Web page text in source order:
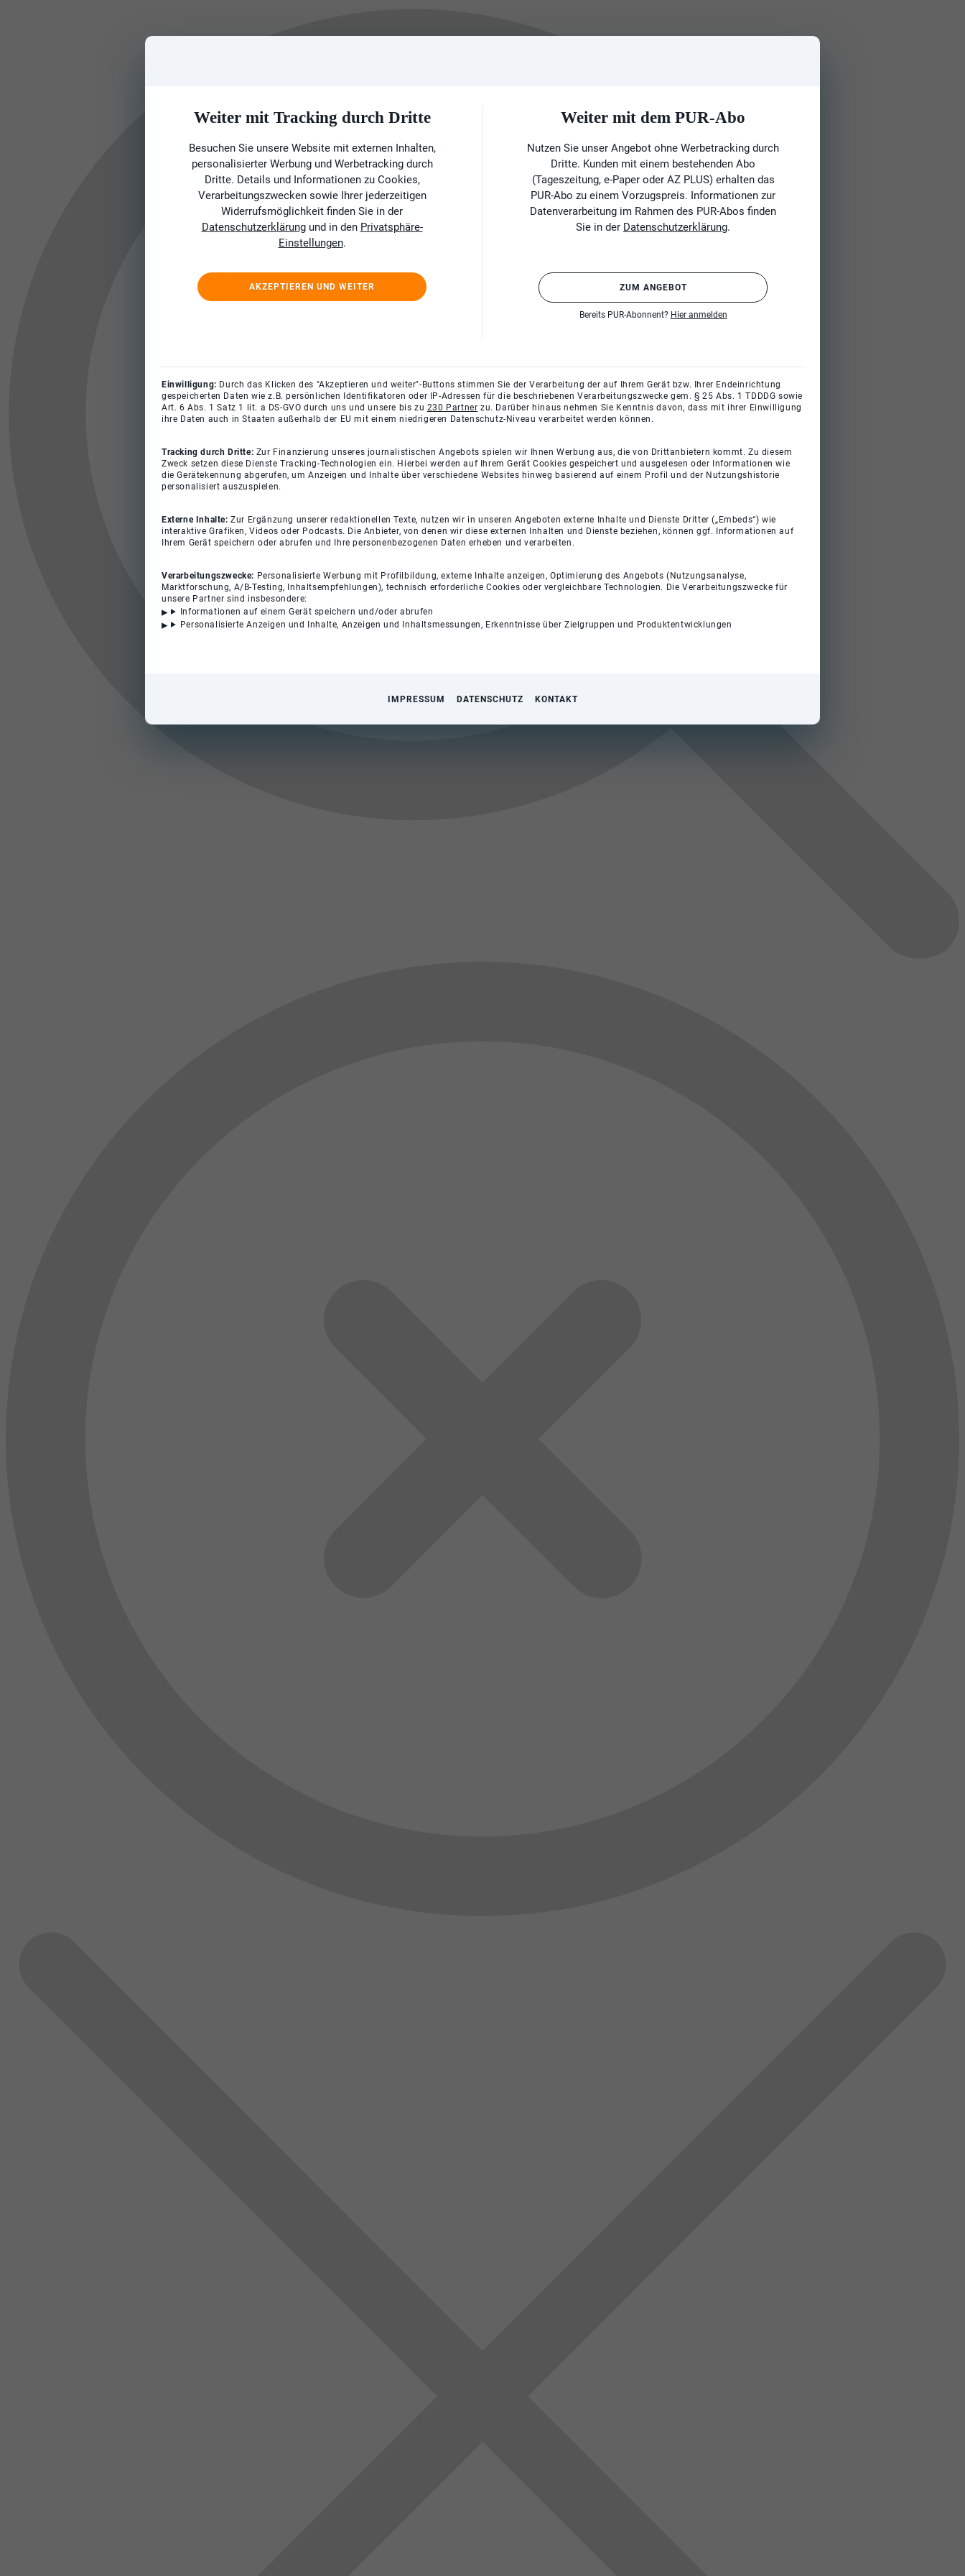
Weiter mit Tracking durch Dritte
Besuchen Sie unsere Website mit externen Inhalten,
personalisierter Werbung und Werbetracking durch
Dritte. Details und Informationen zu Cookies,
Verarbeitungszwecken sowie Ihrer jederzeitigen
Widerrufsmöglichkeit finden Sie in der
Datenschutzerklärungund in den Privatsphäre-
Einstellungen.
AKZEPTIEREN UND WEITER
Weiter mit dem PUR-Abo
Nutzen Sie unser Angebot ohne Werbetracking durch
Dritte. Kunden mit einem bestehenden Abo
(Tageszeitung, e-Paper oder AZ PLUS) erhalten das
PUR-Abo zu einem Vorzugspreis. Informationen zur
Datenverarbeitung im Rahmen des PUR-Abos finden
Sie in der Datenschutzerklärung.
ZUM ANGEBOT
Bereits PUR-Abonnent? Hier anmelden
Einwilligung: Durch das Klicken des "Akzeptieren und weiter"-Buttons stimmen Sie der Verarbeitung der auf Ihrem Gerät bzw. Ihrer Endeinrichtung
gespeicherten Daten wie z.B. persönlichen Identifikatoren oder IP-Adressen für die beschriebenen Verarbeitungszwecke gem. § 25 Abs. 1 TDDDG sowie
Art. 6 Abs. 1 Satz 1 lit. a DS-GVO durch uns und unsere bis zu 230 Partner zu. Darüber hinaus nehmen Sie Kenntnis davon, dass mit ihrer Einwilligung
ihre Daten auch in Staaten außerhalb der EU mit einem niedrigeren Datenschutz-Niveau verarbeitet werden können.
Tracking durch Dritte: Zur Finanzierung unseres journalistischen Angebots spielen wir Ihnen Werbung aus, die von Drittanbietern kommt. Zu diesem
Zweck setzen diese Dienste Tracking-Technologien ein. Hierbei werden auf Ihrem Gerät Cookies gespeichert und ausgelesen oder Informationen wie
die Gerätekennung abgerufen, um Anzeigen und Inhalte über verschiedene Websites hinweg basierend auf einem Profil und der Nutzungshistorie
personalisiert auszuspielen.
Externe Inhalte:Zur Ergänzung unserer redaktionellen Texte, nutzen wir in unseren Angeboten externe Inhalte und Dienste Dritter („Embeds“) wie
interaktive Grafiken, Videos oder Podcasts. Die Anbieter, von denen wir diese externen Inhalten und Dienste beziehen, können ggf. Informationen auf
Ihrem Gerät speichern oder abrufen und Ihre personenbezogenen Daten erheben und verarbeiten.
Verarbeitungszwecke: Personalisierte Werbung mit Profilbildung, externe Inhalte anzeigen, Optimierung des Angebots (Nutzungsanalyse,
Marktforschung, A/B-Testing, Inhaltsempfehlungen), technisch erforderliche Cookies oder vergleichbare Technologien. Die Verarbeitungszwecke für
unsere Partner sind insbesondere:
Informationen auf einem Gerät speichern und/oder abrufen
Personalisierte Anzeigen und Inhalte, Anzeigen und Inhaltsmessungen, Erkenntnisse über Zielgruppen und Produktentwicklungen
IMPRESSUM DATENSCHUTZ KONTAKT